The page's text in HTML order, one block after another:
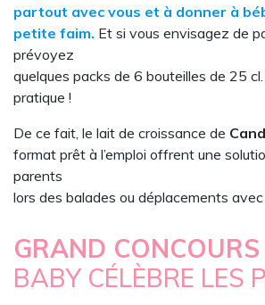
partout avec vous et à donner à
petite faim. Et si vous envisagez de
prévoyez
quelques packs de 6 bouteilles de 25 cl.
pratique !
De ce fait, le lait de croissance de
format prêt à l’emploi offrent une
parents
lors des balades ou déplacements avec
GRAND CONCOURS
BABY CÉLÈBRE LES